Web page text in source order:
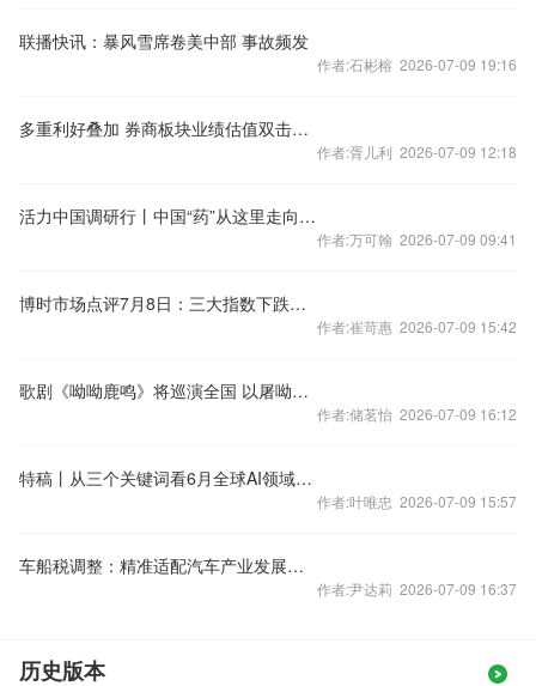
联播快讯：暴风雪席卷美中部 事故频发
作者:石彬榕 2026-07-09 19:16
多重利好叠加 券商板块业绩估值双击行情有望展开
作者:胥儿利 2026-07-09 12:18
活力中国调研行丨中国“药”从这里走向全球
作者:万可翰 2026-07-09 09:41
博时市场点评7月8日：三大指数下跌，地缘冲突再起变数
作者:崔苛惠 2026-07-09 15:42
歌剧《呦呦鹿鸣》将巡演全国 以屠呦呦为人物原型
作者:储茗怡 2026-07-09 16:12
特稿丨从三个关键词看6月全球AI领域发展
作者:叶唯忠 2026-07-09 15:57
车船税调整：精准适配汽车产业发展节奏
作者:尹达莉 2026-07-09 16:37
历史版本